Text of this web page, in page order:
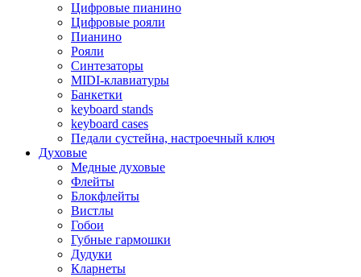
Цифровые пианино
Цифровые рояли
Пианино
Рояли
Синтезаторы
MIDI-клавиатуры
Банкетки
keyboard stands
keyboard cases
Педали сустейна, настроечный ключ
Духовые
Медные духовые
Флейты
Блокфлейты
Вистлы
Гобои
Губные гармошки
Дудуки
Кларнеты